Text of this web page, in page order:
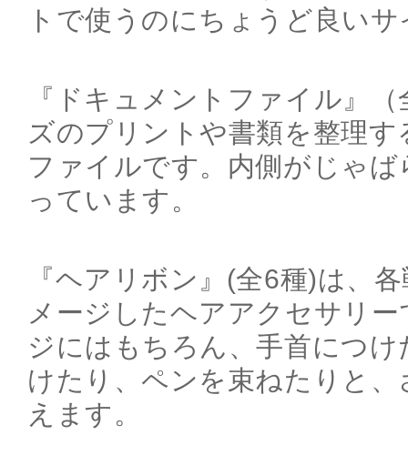
トで使うのにちょうど良い
『ドキュメントファイル』
ズのプリントや書類を整理
ファイルです。内側がじゃ
っています。
『ヘアリボン』(全6種)は、
メージしたヘアアクセサリ
ジにはもちろん、手首につ
けたり、ペンを束ねたりと
えます。